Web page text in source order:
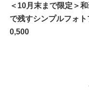
におすすめのシンプルプラン
天候に左右されないスタジオ
す。
＜10月末まで限定＞
で残すシンプルフォ
0,500